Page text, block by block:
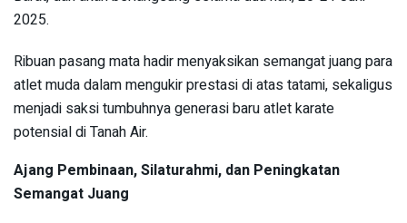
2025.
Ribuan pasang mata hadir menyaksikan semangat juang para
atlet muda dalam mengukir prestasi di atas tatami, sekaligus
menjadi saksi tumbuhnya generasi baru atlet karate
potensial di Tanah Air.
Ajang Pembinaan, Silaturahmi, dan Peningkatan
Semangat Juang